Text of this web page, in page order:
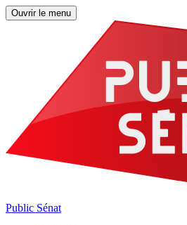
Ouvrir le menu
Public Sénat